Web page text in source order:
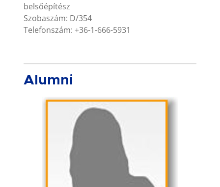
belsőépítész
Szobaszám: D/354
Telefonszám: +36-1-666-5931
Alumni